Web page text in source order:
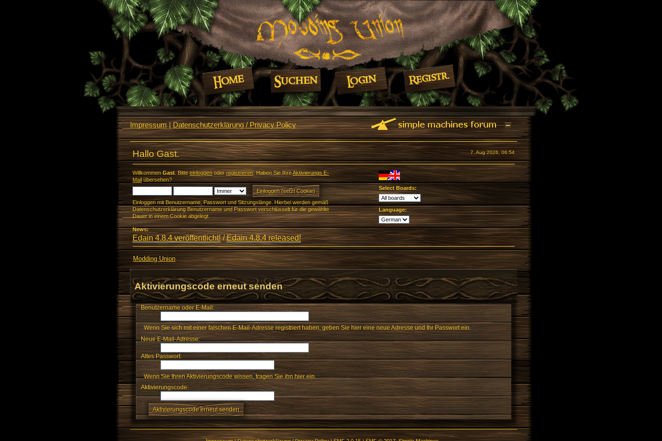
Impressum|Datenschutzerklärung / Privacy Policy
7. Aug 2026, 06:54
Hallo Gast.
Willkommen Gast. Bitte einloggenoderregistrieren. Haben Sie IhreAktivierungs E-
Mailübersehen?
Einloggen mit Benutzername, Passwort und Sitzungslänge. Hierbei werden gemäß
Datenschutzerklärung Benutzername und Passwort verschlüsselt für die gewählte
Dauer in einem Cookie abgelegt.
Select Boards:
Language:
News:
Edain 4.8.4 veröffentlicht!/Edain 4.8.4 released!
Modding Union
Aktivierungscode erneut senden
Benutzername oder E-Mail:
Wenn Sie sich mit einer falschen E-Mail-Adresse registriert haben, geben Sie hier eine neue Adresse und Ihr Passwort ein.
Neue E-Mail-Adresse:
Altes Passwort:
Wenn Sie Ihren Aktivierungscode wissen, tragen Sie ihn hier ein.
Aktivierungscode: